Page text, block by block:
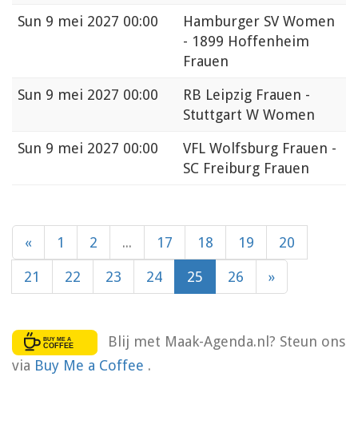
Sun 9 mei 2027 00:00
Hamburger SV Women
- 1899 Hoffenheim
Frauen
Sun 9 mei 2027 00:00
RB Leipzig Frauen -
Stuttgart W Women
Sun 9 mei 2027 00:00
VFL Wolfsburg Frauen -
SC Freiburg Frauen
« 1 2 ... 17 18 19 20
21 22 23 24 25 26 »
Blij met Maak-Agenda.nl? Steun ons
via Buy Me a Coffee .